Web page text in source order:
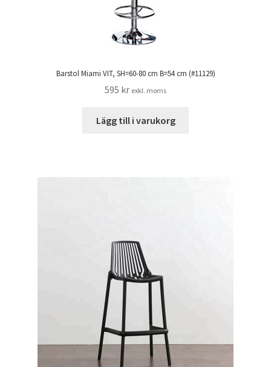
Barstol Miami VIT, SH=60-80 cm B=54 cm (#11129)
595 kr exkl. moms
Lägg till i varukorg